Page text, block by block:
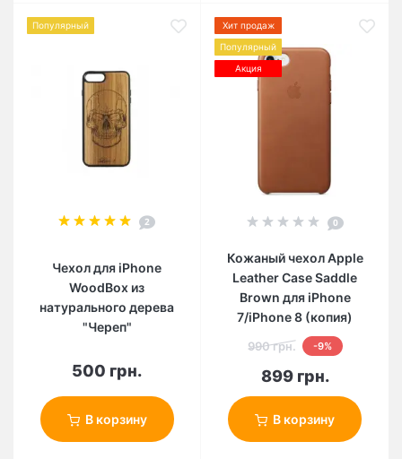
Популярный
2
Чехол для iPhone
WoodBox из
натурального дерева
"Череп"
500 грн.
В корзину
Хит продаж
Популярный
Акция
0
Кожаный чехол Apple
Leather Case Saddle
Brown для iPhone
7/iPhone 8 (копия)
990 грн. -9%
899 грн.
В корзину